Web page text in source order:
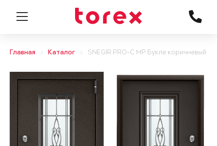
Главная Каталог SNEGIR PRO-C MP Букле коричневый